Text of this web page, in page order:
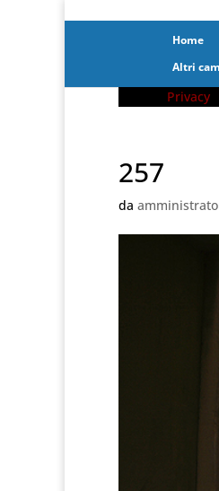
Privacy
Home
Altri
257
da